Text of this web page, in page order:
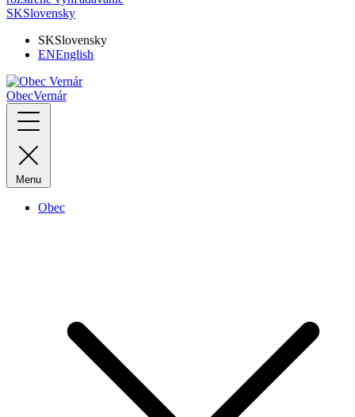
SKSlovensky
SKSlovensky
ENEnglish
ObecVernár
Menu
Obec